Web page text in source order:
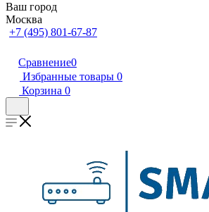
Ваш город
Москва
+7 (495) 801-67-87
Сравнение0
Избранные товары 0
Корзина 0